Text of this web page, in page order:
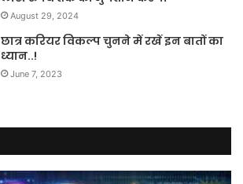
August 29, 2024
छात्र करियर विकल्प चुनने में रखें इन बातों का
ध्यान..!
June 7, 2023